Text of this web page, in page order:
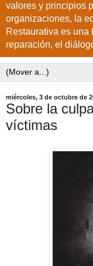
valores y principios
organizaciones, la
Restaurativa es
reparación, el
miércoles, 3 de octubre de
Sobre la
víctimas